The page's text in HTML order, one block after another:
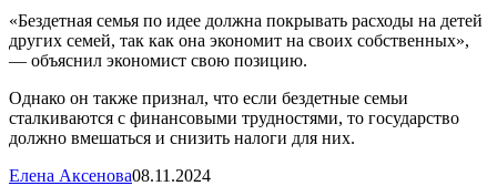
«Бездетная семья по идее должна покрывать расходы на детей
других семей, так как она экономит на своих собственных»,
— объяснил экономист свою позицию.
Однако он также признал, что если бездетные семьи
сталкиваются с финансовыми трудностями, то государство
должно вмешаться и снизить налоги для них.
Елена Аксенова08.11.2024